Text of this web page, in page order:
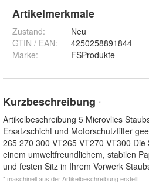
Artikelmerkmale
Zustand:
Neu
GTIN / EAN:
4250258891844
Marke:
FSProdukte
Kurzbeschreibung *
Artikelbeschreibung 5 Microvlies
Ersatzschicht und Motorschutzfilter
265 270 300 VT265 VT270 VT300
einem umweltfreundlichem, stabilen
und festen Sitz in Ihrem Vorwerk
* maschinell aus der Artikelbeschreibung erstellt